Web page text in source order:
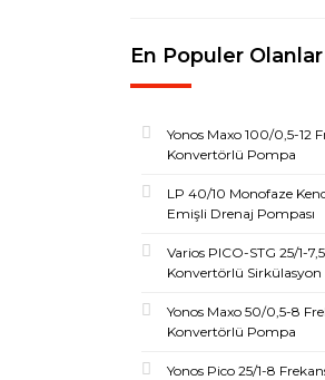
imit (1)
En Populer Olanlar
Yonos Maxo 100/0,5-12
Konvertörlü Pompa
LP 40/10 Monofaze
Emişli Drenaj Pompası
Varios PICO-STG 25/1-
Konvertörlü Sirkülasyon
Yonos Maxo 50/0,5-8
Konvertörlü Pompa
Yonos Pico 25/1-8